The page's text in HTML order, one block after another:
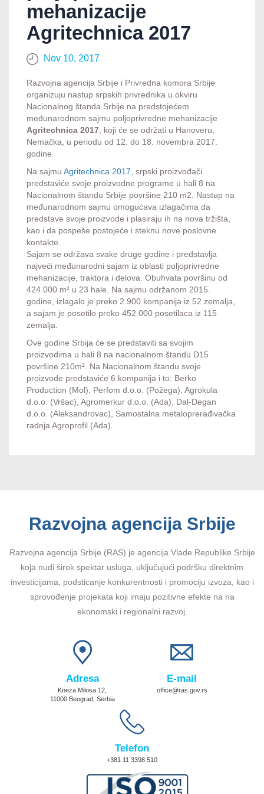
mehanizacije
Agritechnica 2017
Nov 10, 2017
Razvojna agencija Srbije i Privredna komora Srbije
organizuju nastup srpskih privrednika u okviru
Nacionalnog štanda Srbije na predstojećem
međunarodnom sajmu poljoprivredne mehanizacije
Agritechnica 2017 , koji će se održati u Hanoveru,
Nemačka, u periodu od 12. do 18. novembra 2017.
godine.
Na sajmu Agritechnica 2017 , srpski proizvođači
predstaviće svoje proizvodne programe u hali 8 na
Nacionalnom štandu Srbije površine 210 m2. Nastup na
međunarodnom sajmu omogućava izlagačima da
predstave svoje proizvode i plasiraju ih na nova tržišta,
kao i da pospeše postojeće i steknu nove poslovne
kontakte.
Sajam se održava svake druge godine i predstavlja
najveći međunarodni sajam iz oblasti poljoprivredne
mehanizacije, traktora i delova. Obuhvata površinu od
424.000 m² u 23 hale. Na sajmu održanom 2015.
godine, izlagalo je preko 2.900 kompanija iz 52 zemalja,
a sajam je posetilo preko 452.000 posetilaca iz 115
zemalja.
Ove godine Srbija će se predstaviti sa svojim
proizvodima u hali 8 na nacionalnom štandu D15
površine 210m². Na Nacionalnom štandu svoje
proizvode predstaviće 6 kompanija i to: Berko
Production (Mol), Perfom d.o.o. (Požega), Agrokula
d.o.o. (Vršac), Agromerkur d.o.o. (Ada), Dal-Degan
d.o.o. (Aleksandrovac), Samostalna metaloprerađivačka
radnja Agroprofil (Ada).
Razvojna agencija Srbije
Razvojna agencija Srbije (RAS) je agencija Vlade Republike Srbije
koja nudi širok spektar usluga, uključujući podršku direktnim
investicijama, podsticanje konkurentnosti i promociju izvoza, kao i
sprovođenje projekata koji imaju pozitivne efekte na na
ekonomski i regionalni razvoj.
Adresa
Kneza Milosa 12,
11000 Beograd, Serbia
E-mail
office@ras.gov.rs
Telefon
+381 11 3398 510